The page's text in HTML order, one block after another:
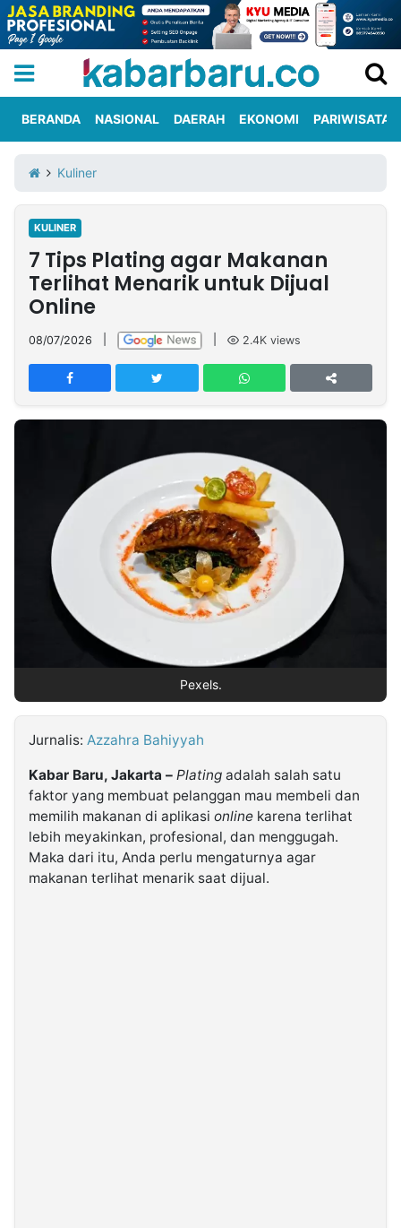
Iklan
Berita
Kami
Nasional
International
Olahraga
Entertainment
Daerah
Pariwisata
Kuliner
Kolom
Network
PT
TREETAN
INDONESIA
Rakyat
Idealita
Notice
Dinamikapost.com
Seedbacklink
Kabarbaru.co
2026
BERANDA NASIONAL DAERAH EKONOMI PARIWISATA
Kuliner
KULINER
7 Tips Plating agar Makanan
Terlihat Menarik untuk Dijual
Online
08/07/2026 2.4K views
Pexels.
Jurnalis: Azzahra Bahiyyah
Kabar Baru, Jakarta – Plating adalah salah satu
faktor yang membuat pelanggan mau membeli dan
memilih makanan di aplikasi online karena terlihat
lebih meyakinkan, profesional, dan menggugah.
Maka dari itu, Anda perlu mengaturnya agar
makanan terlihat menarik saat dijual.